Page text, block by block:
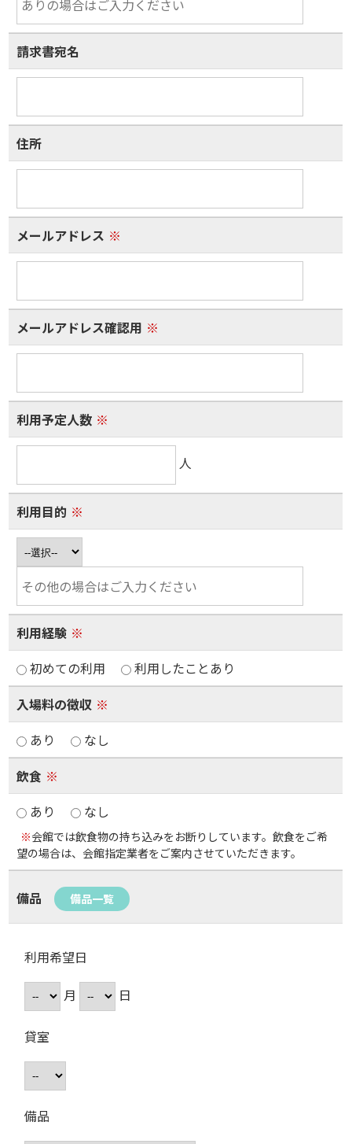
請求書宛名
住所
メールアドレス ※
メールアドレス確認用 ※
利用予定人数 ※
人
利用目的 ※
利用経験 ※
初めての利用
利用したことあり
入場料の徴収 ※
あり
なし
飲食 ※
あり
なし
※会館では飲食物の持ち込みをお断りしています。飲食をご希
望の場合は、会館指定業者をご案内させていただきます。
備品 備品一覧
利用希望日
月
日
貸室
備品